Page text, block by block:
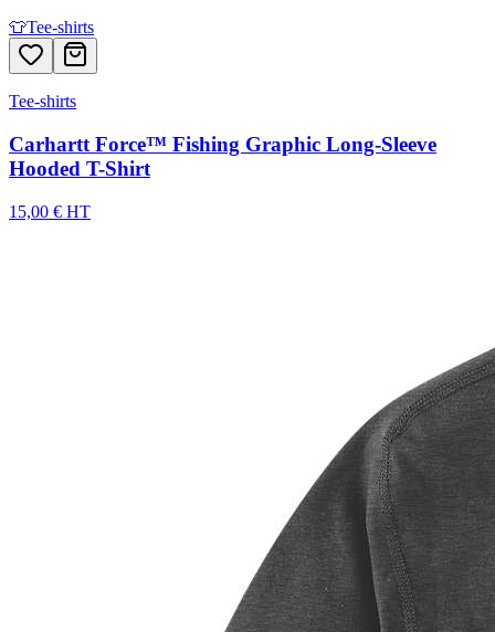
👕Tee-shirts
Tee-shirts
Carhartt Force™ Fishing Graphic Long-Sleeve
Hooded T-Shirt
15,00 € HT